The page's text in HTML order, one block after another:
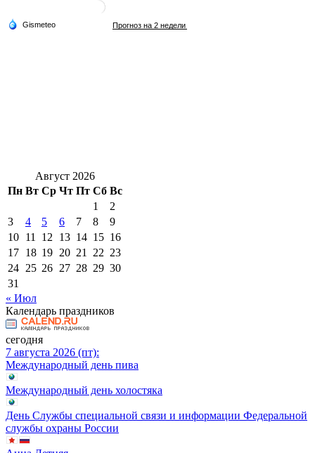
Август 2026
Пн Вт Ср Чт Пт Сб Вс
1
2
3
4 5 6 7 8
9
10 11 12 13 14 15 16
17 18 19 20 21 22 23
24 25 26 27 28 29 30
31
« Июл
Календарь праздников
сегодня
7 августа 2026 (пт):
Международный день пива
Международный день холостяка
День Службы специальной связи и информации Федеральной
службы охраны России